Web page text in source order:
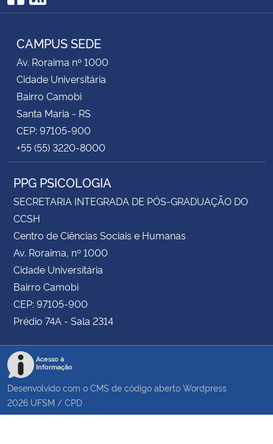
Facebook
RSS
CAMPUS SEDE
Av. Roraima nº 1000
Cidade Universitária
Bairro Camobi
Santa Maria - RS
CEP: 97105-900
+55 (55) 3220-8000
PPG PSICOLOGIA
SECRETARIA INTEGRADA DE PÓS-GRADUAÇÃO DO
CCSH
Centro de Ciências Sociais e Humanas
Av. Roraima, nº 1000
Cidade Universitária
Bairro Camobi
CEP: 97105-900
Prédio 74A - Sala 2314
Acesso à
Informação
Desenvolvido com o CMS de código aberto Wordpress
2026 UFSM / CPD